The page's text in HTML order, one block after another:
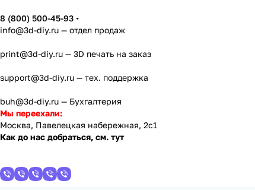
8 (800) 500-45-93
info@3d-diy.ru — отдел продаж
print@3d-diy.ru — 3D печать на заказ
support@3d-diy.ru — тех. поддержка
buh@3d-diy.ru — Бухгалтерия
Мы переехали:
Москва, Павелецкая набережная, 2с1
Как до нас добраться, см. тут